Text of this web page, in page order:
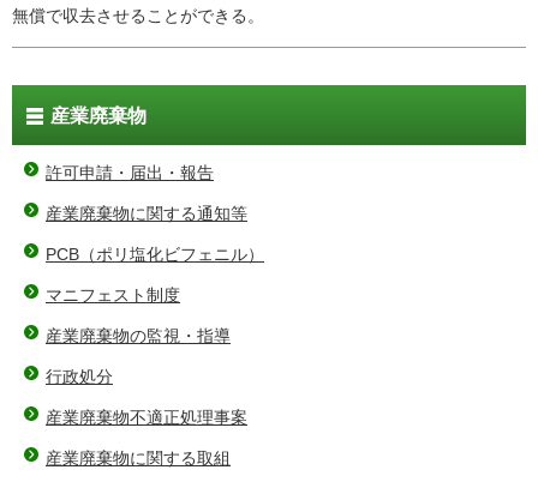
無償で収去させることができる。
産業廃棄物
許可申請・届出・報告
産業廃棄物に関する通知等
PCB（ポリ塩化ビフェニル）
マニフェスト制度
産業廃棄物の監視・指導
行政処分
産業廃棄物不適正処理事案
産業廃棄物に関する取組